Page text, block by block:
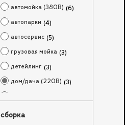
автомойка (380В) 6
автопарки 4
автосервис 5
грузовая мойка 3
детейлинг 3
дом/дача (220В) 3
сборка